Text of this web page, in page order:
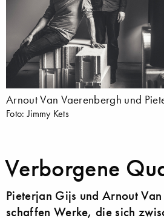
Arnout Van Vaerenbergh und
Foto: Jimmy Kets
Verborgene
Pieterjan Gijs und Arnout
schaffen Werke, die sich